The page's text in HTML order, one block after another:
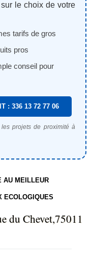
le choix de votre
tarifs de gros
pros
conseil pour
: 336 13 72 77 06
projets de proximité à
AU MEILLEUR
ECOLOGIQUES
du Chevet,75011